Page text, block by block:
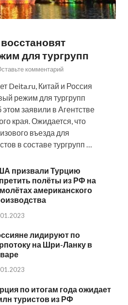
для тургрупп
комментарий
Deita.ru, Китай и Россия
режим для тургрупп
заявили в Агентстве
края. Ожидается, что
въезда для
в составе тургрупп …
призвали Турцию
полёты из РФ на
американского
лидируют по
на Шри-Ланку в
по итогам года ожидает
туристов из РФ